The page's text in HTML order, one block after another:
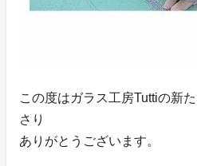
この度はガラス工房Tuttiの新
さり
ありがとうございます。